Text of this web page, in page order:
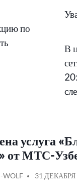
по
В
услуга
от МТС-
WOLF 31 ДЕКАБРЯ